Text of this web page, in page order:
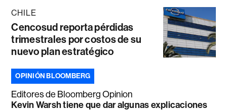
CHILE
Cencosud reporta pérdidas
trimestrales por costos de su
nuevo plan estratégico
OPINIÓN BLOOMBERG
Editores de Bloomberg Opinion
Kevin Warsh tiene que dar algunas explicaciones